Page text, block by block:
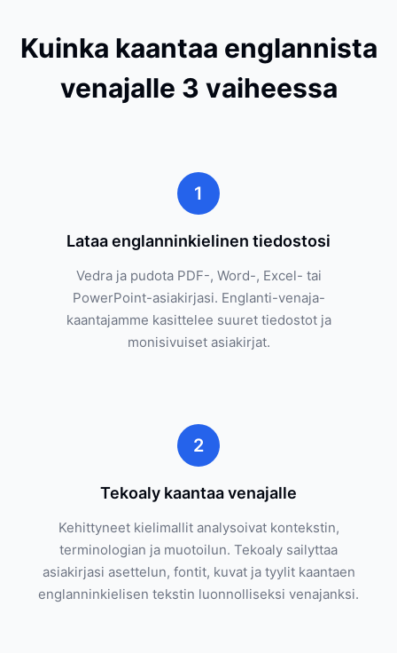
Kuinka kaantaa englannista
venajalle 3 vaiheessa
1
Lataa englanninkielinen tiedostosi
Vedra ja pudota PDF-, Word-, Excel- tai
PowerPoint-asiakirjasi. Englanti-venaja-
kaantajamme kasittelee suuret tiedostot ja
monisivuiset asiakirjat.
2
Tekoaly kaantaa venajalle
Kehittyneet kielimallit analysoivat kontekstin,
terminologian ja muotoilun. Tekoaly sailyttaa
asiakirjasi asettelun, fontit, kuvat ja tyylit kaantaen
englanninkielisen tekstin luonnolliseksi venajanksi.